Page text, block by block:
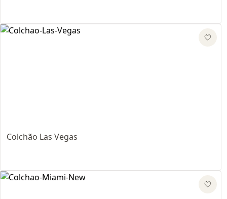
Colchão Las Vegas